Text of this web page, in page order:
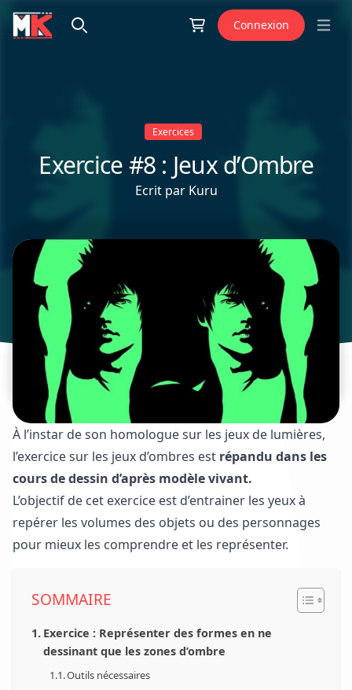
Aller au contenu
Connexion Open
Exercices
Exercice #8 : Jeux d’Ombre
Ecrit par Kuru
À l’instar de son homologue sur les jeux de lumières,
l’exercice sur les jeux d’ombres est répandu dans les
cours de dessin d’après modèle vivant.
L’objectif de cet exercice est d’entrainer les yeux à
repérer les volumes des objets ou des personnages
pour mieux les comprendre et les représenter.
SOMMAIRE
Exercice : Représenter des formes en ne
dessinant que les zones d’ombre
Outils nécessaires